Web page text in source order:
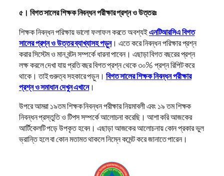
৫। বিগত সালের শিক্ষক নিবন্ধন পরীক্ষার প্রশ্ন ও উত্তরঃ
শিক্ষক নিবন্ধন পরিক্ষায় ভালো ফলাফল করতে অবশ্যইএনটিআরসিএ বিগত
সালের প্রশ্ন ও উত্তর ব্যাখ্যাসহ পড়ুন। এতে করে নিবন্ধন পরিক্ষার প্রশ্ন
করার সিস্টেম ও মান বন্টন সম্পর্কে ধারনা পাবেন। এছাড়া বিগত বছরের প্রশ্ন
লক্ষ করলে দেখা যায় প্রতি বছর বিগত প্রশ্ন থেকে ৩০% প্রশ্ন রিপিট করে
থাকে। তাই গুরুত্ব সহকারে পড়ুন। বিগত সালের শিক্ষক নিবন্ধন পরীক্ষার
প্রশ্ন ও সমাধান দেখুন এখানে।
উপরে আমরা ১৯তম শিক্ষক নিবন্ধন পরীক্ষার নিয়মাবলী এবং ১৯ তম শিক্ষক
নিবন্ধন প্রস্তুতি ও টিপস সম্পর্কে আলোচনা করেছি। আশা করি আজকের
আর্টিকেলটি পড়ে উপকৃত হবেন। এছাড়া আজকের আলোচনায় কোন প্রকার ভুল
ভ্রান্তি হলে বা কোন মতামত থাকলে নিম্নে কমেন্ট করে জানাতে পারেন।